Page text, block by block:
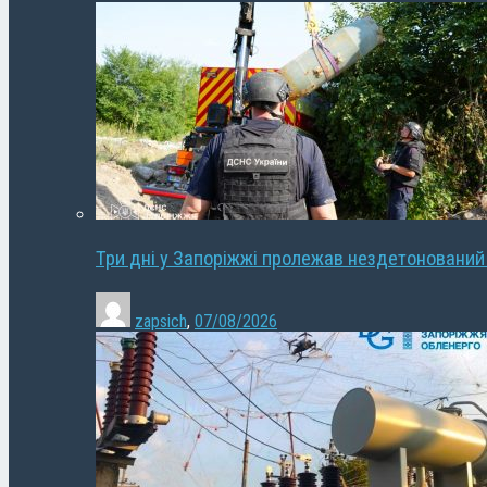
Три дні у Запоріжжі пролежав
zapsich, 07/08/2026